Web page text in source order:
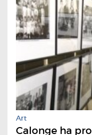
Art
Calonge ha